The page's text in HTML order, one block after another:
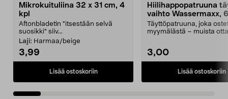
Mikrokuituliina 32 x 31 cm, 4
kpl
Aftonbladetin "itsestään selvä
suosikki" siiv...
Laji: Harmaa/beige
3,99
Lisää ostoskoriin
Hiilihappopatruuna
vaihto Wassermaxx,
Täyttöpatruuna, joka
myymälästä – muista
3,00
Lisää ostoskoriin